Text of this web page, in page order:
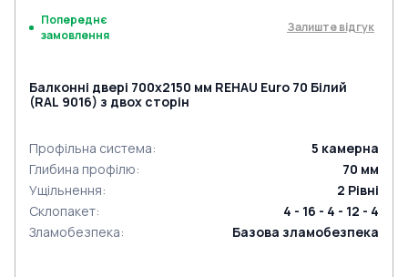
Попереднє
замовлення
Залиште відгук
Балконні двері 700x2150 мм REHAU Euro 70 Білий
(RAL 9016) з двох сторін
Профільна система: 5 камерна
Глибина профілю: 70 мм
Ущільнення: 2 Рівні
Склопакет:
4 - 16 - 4 - 12 - 4
Зламобезпека: Базова зламобезпека